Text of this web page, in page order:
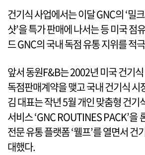
건기식 사업에서는 이달 GNC의 ‘밀
샷’을 특가 판매에 나서는 등 미국 점
드 GNC의 국내 독점 유통 지위를 적
앞서 동원F&B는 2002년 미국 건기
독점판매계약을 맺고 국내 건기식 시
김 대표는 작년 5월 개인 맞춤형 건기
서비스 ‘GNC ROUTINES PACK’을
전문 유통 플랫폼 ‘웰프’를 열면서 건
대했다.